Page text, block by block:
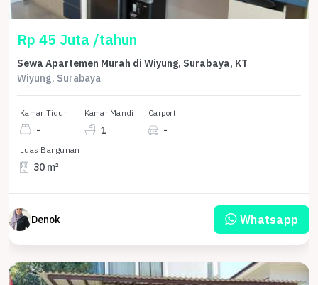
Rp 45 Juta /tahun
Sewa Apartemen Murah di Wiyung, Surabaya, KT
Wiyung, Surabaya
Kamar Tidur
-
Kamar Mandi
1
Carport
-
Luas Bangunan
30 m²
Denok Whatsapp